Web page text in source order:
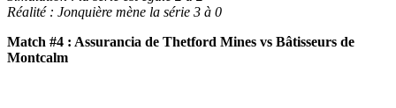
Réalité : Jonquière mène la série 3 à 0
Match #4 : Assurancia de Thetford Mines vs Bâtisseurs de
Montcalm